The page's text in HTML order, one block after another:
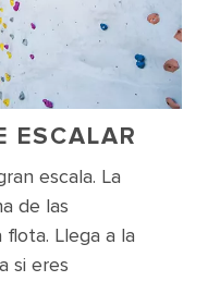
ESCALAR
escala. La
de las
Llega a la
si eres